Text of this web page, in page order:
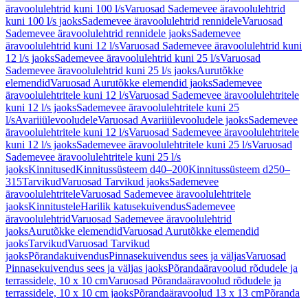
äravoolulehtrid kuni 100 l/sVaruosad Sademevee äravoolulehtrid
kuni 100 l/s jaoksSademevee äravoolulehtrid rennideleVaruosad
Sademevee äravoolulehtrid rennidele jaoksSademevee
äravoolulehtrid kuni 12 l/sVaruosad Sademevee äravoolulehtrid kuni
12 l/s jaoksSademevee äravoolulehtrid kuni 25 l/sVaruosad
Sademevee äravoolulehtrid kuni 25 l/s jaoksAurutõkke
elemendidVaruosad Aurutõkke elemendid jaoksSademevee
äravoolulehtritele kuni 12 l/sVaruosad Sademevee äravoolulehtritele
kuni 12 l/s jaoksSademevee äravoolulehtritele kuni 25
l/sAvariiülevooludeleVaruosad Avariiülevooludele jaoksSademevee
äravoolulehtritele kuni 12 l/sVaruosad Sademevee äravoolulehtritele
kuni 12 l/s jaoksSademevee äravoolulehtritele kuni 25 l/sVaruosad
Sademevee äravoolulehtritele kuni 25 l/s
jaoksKinnitusedKinnitussüsteem d40–200Kinnitussüsteem d250–
315TarvikudVaruosad Tarvikud jaoksSademevee
äravoolulehtriteleVaruosad Sademevee äravoolulehtritele
jaoksKinnitusteleHarilik katusekuivendusSademevee
äravoolulehtridVaruosad Sademevee äravoolulehtrid
jaoksAurutõkke elemendidVaruosad Aurutõkke elemendid
jaoksTarvikudVaruosad Tarvikud
jaoksPõrandakuivendusPinnasekuivendus sees ja väljasVaruosad
Pinnasekuivendus sees ja väljas jaoksPõrandaäravoolud rõdudele ja
terrassidele, 10 x 10 cmVaruosad Põrandaäravoolud rõdudele ja
terrassidele, 10 x 10 cm jaoksPõrandaäravoolud 13 x 13 cmPõranda